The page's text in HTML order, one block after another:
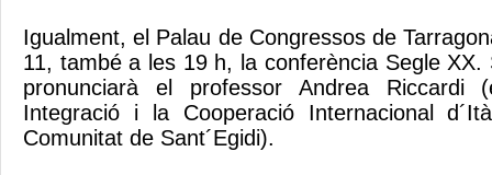
Igualment, el Palau de Congressos de
11, també a les 19 h, la conferència Segle
pronunciarà el professor Andrea Riccardi
Integració i la Cooperació Internacional
Comunitat de Sant´Egidi).